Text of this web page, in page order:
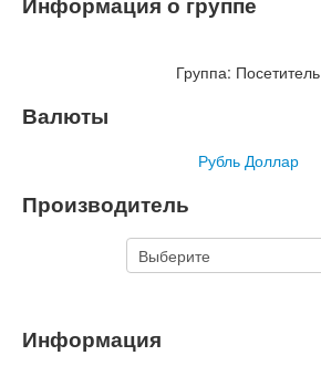
Группа: Посетитель
Валюты
Рубль Доллар
Производитель
Информация